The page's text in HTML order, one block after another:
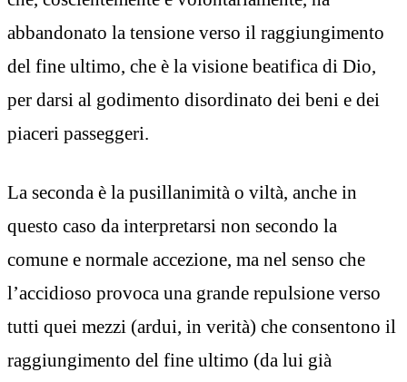
abbandonato la tensione verso il raggiungimento
del fine ultimo, che è la visione beatifica di Dio,
per darsi al godimento disordinato dei beni e dei
piaceri passeggeri.
La seconda è la pusillanimità o viltà, anche in
questo caso da interpretarsi non secondo la
comune e normale accezione, ma nel senso che
l’accidioso provoca una grande repulsione verso
tutti quei mezzi (ardui, in verità) che consentono il
raggiungimento del fine ultimo (da lui già